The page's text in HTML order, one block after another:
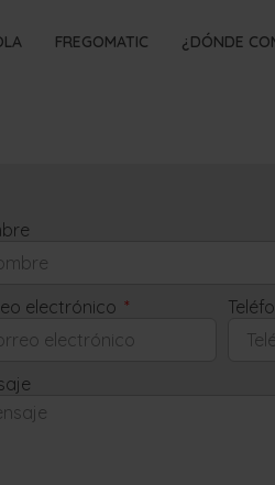
FREGOMATIC ¿DÓNDE
electrónico